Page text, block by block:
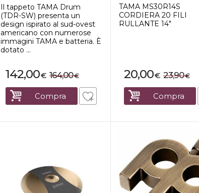
Southwestern Patt...
Il tappeto TAMA Drum
(TDR-SW) presenta un
design ispirato al sud-ovest
americano con numerose
immagini TAMA e batteria. È
dotato ...
€
142,00 €
164,00
Compra
TAMA MS30R14S
CORDIERA 20 FILI
RULLANTE 14"
€
20,00 €
23,90
Compra